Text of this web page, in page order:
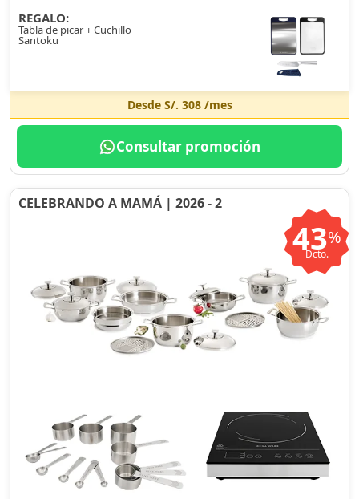
REGALO:
Tabla de picar + Cuchillo
Santoku
Desde S/. 308/mes
Consultar promoción
CELEBRANDO A MAMÁ | 2026 - 2
43%
Dcto.